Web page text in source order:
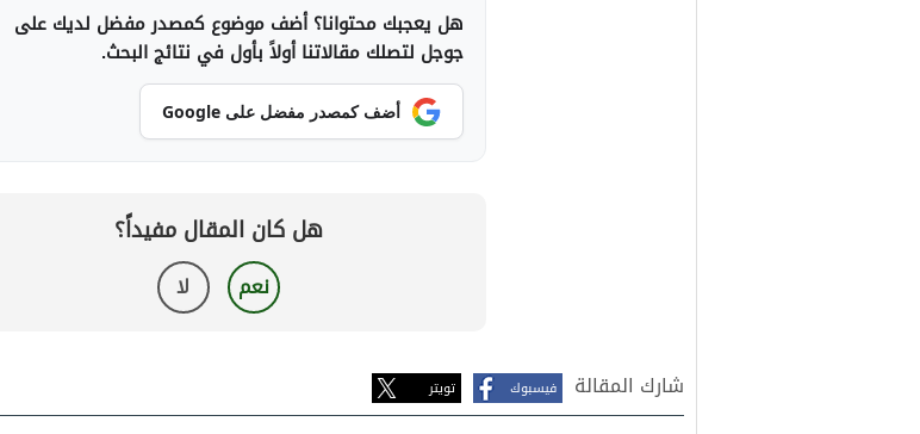
هل يعجبك محتوانا؟ أضف موضوع كمصدر مفضل لديك على
جوجل لتصلك مقالاتنا أولاً بأول في نتائج البحث.
أضف كمصدر مفضل على Google
هل كان المقال مفيداً؟
نعم لا
شارك المقالة فيسبوك تويتر